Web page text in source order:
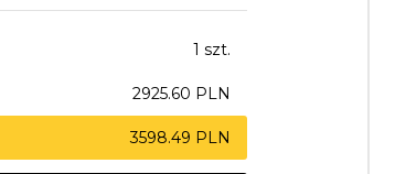
1 szt.
2925.60 PLN
3598.49 PLN